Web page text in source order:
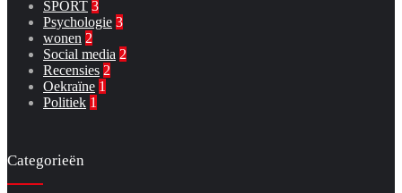
SPORT 3
Psychologie 3
wonen 2
Social media 2
Recensies 2
Oekraïne 1
Politiek 1
Categorieën